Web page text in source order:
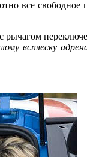
все
всплеску